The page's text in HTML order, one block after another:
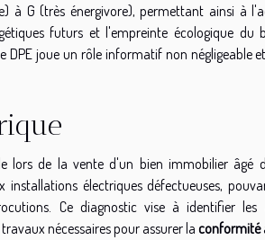
à G (très énergivore), permettant ainsi à
futurs et l'empreinte écologique du
joue un rôle informatif non négligeable
lors de la vente d'un bien immobilier âgé
installations électriques défectueuses,
Ce diagnostic vise à identifier
nécessaires pour assurer la conformité